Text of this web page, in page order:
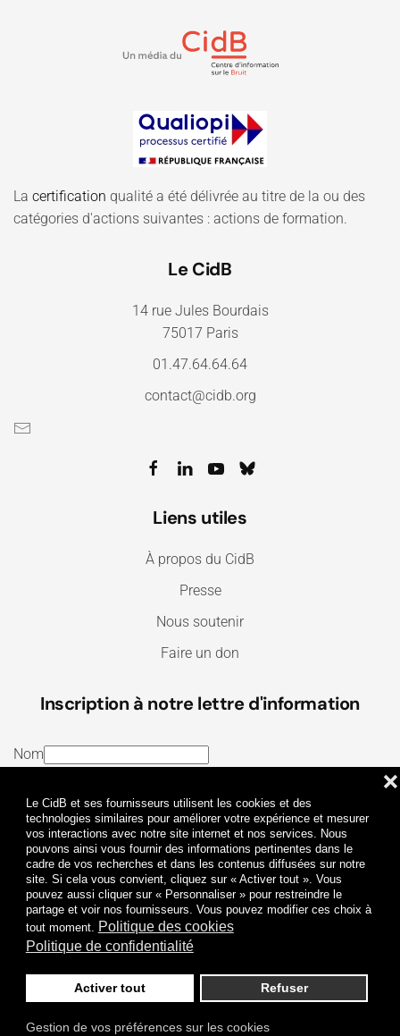
Le CidB et ses fournisseurs utilisent les cookies et des
technologies similaires pour améliorer votre expérience et mesurer
vos interactions avec notre site internet et nos services. Nous
pouvons ainsi vous fournir des informations pertinentes dans le
cadre de vos recherches et dans les contenus diffusées sur notre
site. Si cela vous convient, cliquez sur « Activer tout ». Vous
pouvez aussi cliquer sur « Personnaliser » pour restreindre le
partage et voir nos fournisseurs. Vous pouvez modifier ces choix à
tout moment. Politique des cookies
Politique de confidentialité
Activer tout Refuser
❌
Gestion de vos préférences sur les cookies
La certification qualité a été délivrée au titre de la ou des
catégories d'actions suivantes : actions de formation.
Le CidB
14 rue Jules Bourdais
75017 Paris
01.47.64.64.64
contact@cidb.org
Liens utiles
À propos du CidB
Presse
Nous soutenir
Faire un don
Inscription à notre lettre d'information
Nom
J’ai lu et j’accepte lesTermes et conditionset la
Politique de confidentialité
Je m'abonne